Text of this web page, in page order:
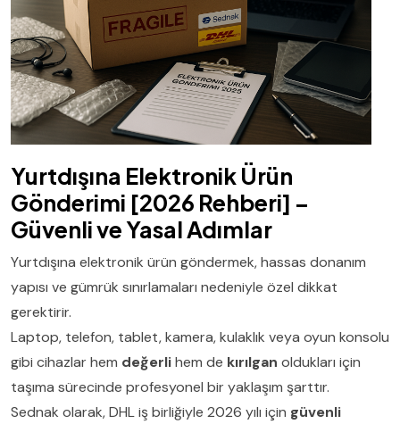
Yurtdışına Elektronik Ürün
Gönderimi [2026 Rehberi] –
Güvenli ve Yasal Adımlar
Yurtdışına elektronik ürün göndermek, hassas donanım
yapısı ve gümrük sınırlamaları nedeniyle özel dikkat
gerektirir.
Laptop, telefon, tablet, kamera, kulaklık veya oyun konsolu
gibi cihazlar hem değerlihem de kırılgan oldukları için
taşıma sürecinde profesyonel bir yaklaşım şarttır.
Sednak olarak, DHL iş birliğiyle 2026 yılı için güvenli